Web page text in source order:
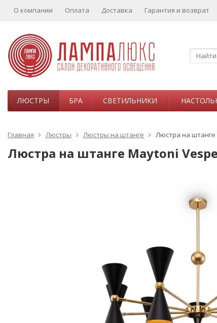
О компании Оплата Доставка Гарантия и возврат
ЛЮСТРЫ БРА СВЕТИЛЬНИКИ
Главная Люстры Люстры на штанге Люстра на штанге
Люстра на штанге Maytoni